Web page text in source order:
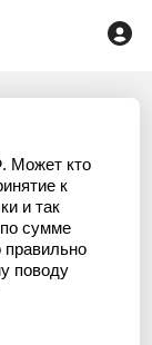
Может кто
к
и так
сумме
поводу